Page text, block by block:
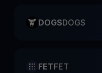
DOGSDOGS
FETFET